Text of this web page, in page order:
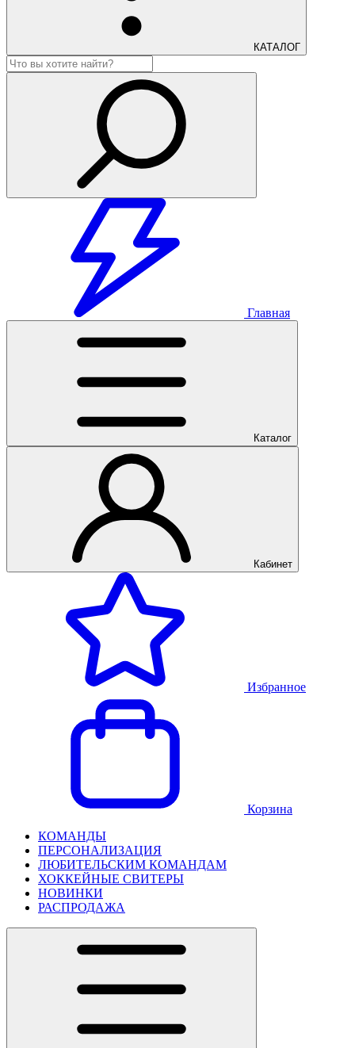
КАТАЛОГ
Главная
Каталог
Кабинет
Избранное
Корзина
КОМАНДЫ
ПЕРСОНАЛИЗАЦИЯ
ЛЮБИТЕЛЬСКИМ КОМАНДАМ
ХОККЕЙНЫЕ СВИТЕРЫ
НОВИНКИ
РАСПРОДАЖА